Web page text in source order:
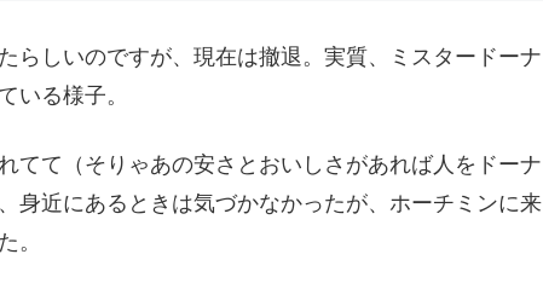
らしいのですが、現在は撤退。実質、ミスタードーナ
いる様子。
てて（そりゃあの安さとおいしさがあれば人をドーナ
身近にあるときは気づかなかったが、ホーチミンに来
。